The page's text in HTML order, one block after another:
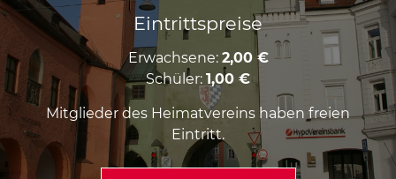
Eintrittspreise
Erwachsene: 2,00 €
Schüler: 1,00 €
Mitglieder des Heimatvereins haben freien
Eintritt.